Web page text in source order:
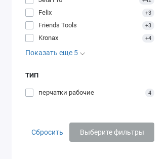
Felix +3
Friends Tools +3
Kronax +4
Показать еще 5
ТИП
перчатки рабочие 4
Сбросить Выберите фильтры